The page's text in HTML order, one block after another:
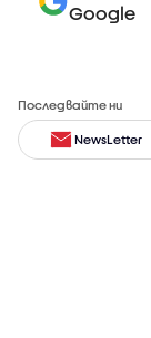
Google
Последвайте ни
NewsLetter